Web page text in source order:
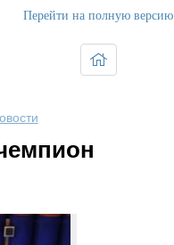
Перейти на полную версию